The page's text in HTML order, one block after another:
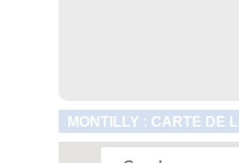
MONTILLY : CARTE DE